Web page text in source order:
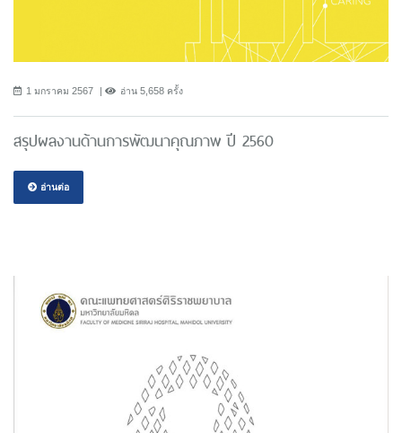
1 มกราคม 2567 อ่าน 5,658 ครั้ง
สรุปผลงานด้านการพัฒนาคุณภาพ ปี 2560
อ่านต่อ